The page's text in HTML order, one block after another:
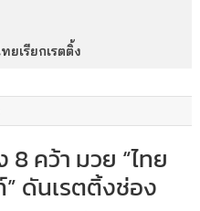
เรียกเรตติ้ง
8 คว้า มวย “ไทย
ดันเรตติ้งช่อง